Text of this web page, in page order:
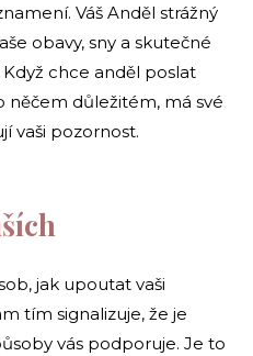
Váš Anděl strážný
obavy, sny a skutečné
Když chce anděl poslat
důležitém, má své
vaši pozornost.
jak upoutat vaši
tím signalizuje, že je
vás podporuje. Je to